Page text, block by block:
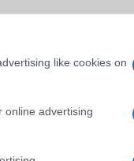
like cookies on
online advertising